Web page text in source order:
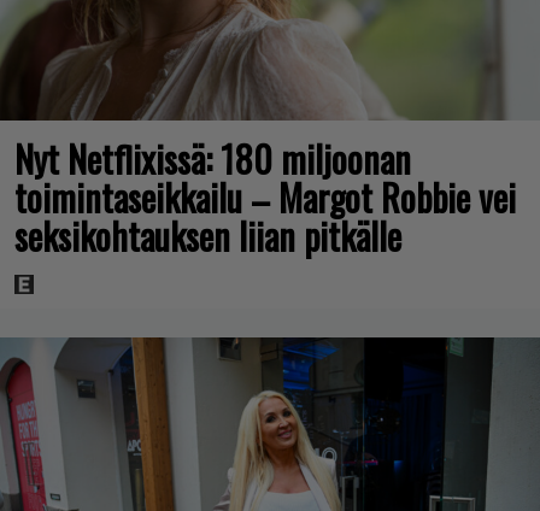
Nyt Netflixissä: 180 miljoonan
toimintaseikkailu – Margot Robbie vei
seksikohtauksen liian pitkälle